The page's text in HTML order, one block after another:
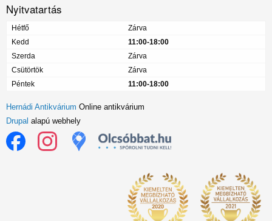
Nyitvatartás
Hétfő
Zárva
Kedd
11:00-18:00
Szerda
Zárva
Csütörtök
Zárva
Péntek
11:00-18:00
Hernádi Antikvárium Online antikvárium
Drupal alapú webhely